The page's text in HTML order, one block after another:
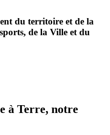
du territoire et de la
de la Ville et du
à Terre, notre